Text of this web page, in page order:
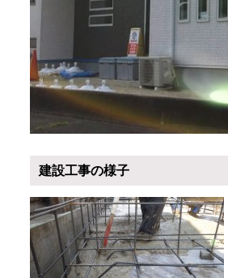
建設工事の様子